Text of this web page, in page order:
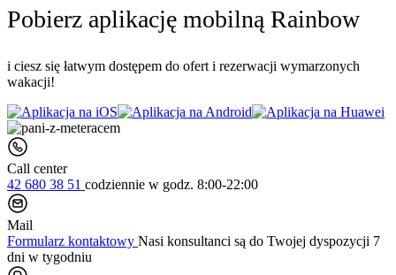
Pobierz aplikację mobilną Rainbow
i ciesz się łatwym dostępem do ofert i rezerwacji wymarzonych
wakacji!
Call center
42 680 38 51 codziennie w godz. 8:00-22:00
Mail
Formularz kontaktowy Nasi konsultanci są do Twojej dyspozycji 7
dni w tygodniu